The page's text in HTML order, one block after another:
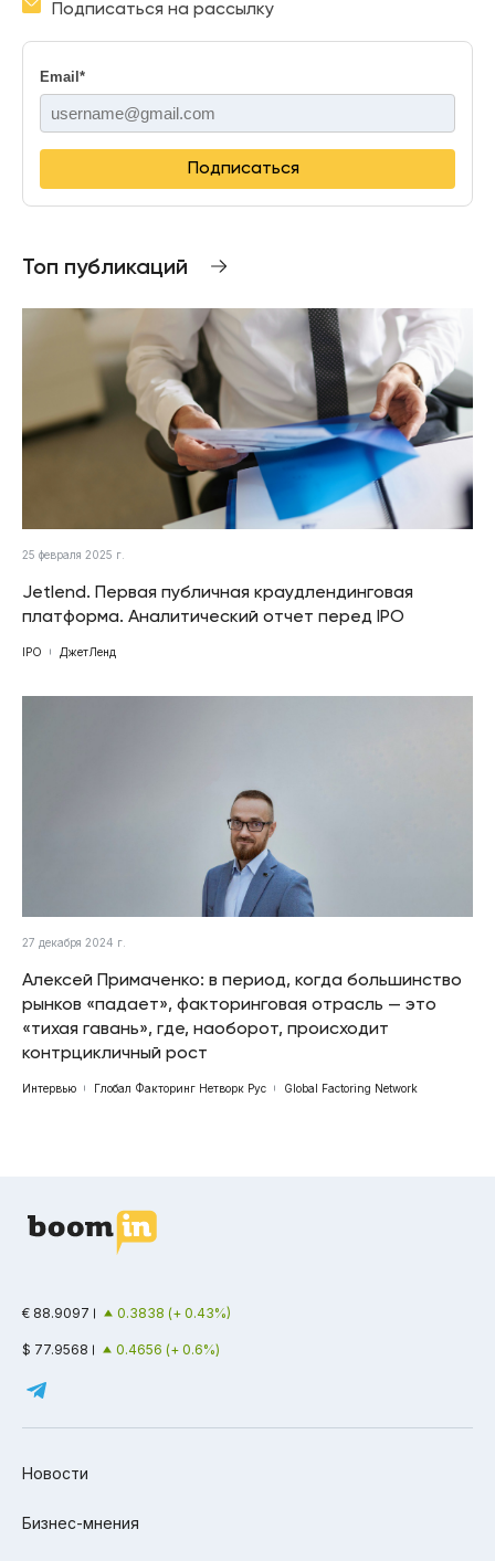
Подписаться на рассылку
Email *
Подписаться
Топ публикаций
25 февраля 2025 г.
Jetlend. Первая публичная краудлендинговая
платформа. Аналитический отчет перед IPO
IPO ДжетЛенд
27 декабря 2024 г.
Алексей Примаченко: в период, когда большинство
рынков «падает», факторинговая отрасль — это
«тихая гавань», где, наоборот, происходит
контрцикличный рост
Интервью Глобал Факторинг Нетворк Рус Global Factoring Network
€ 88.9097 0.3838 (+ 0.43%)
$ 77.9568 0.4656 (+ 0.6%)
Новости
Бизнес-мнения